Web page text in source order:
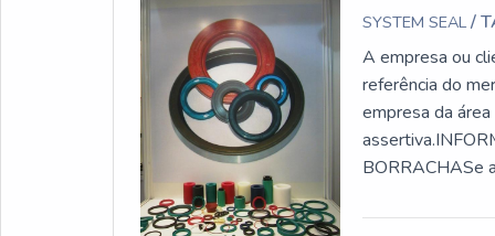
SYSTEM SEAL/
A empresa ou
referência do
empresa da
BORRACHASe
possível